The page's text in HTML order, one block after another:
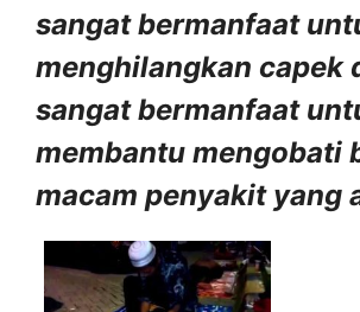
sangat bermanfaat
menghilangkan capek
sangat bermanfaat
membantu mengobati
macam penyakit yang